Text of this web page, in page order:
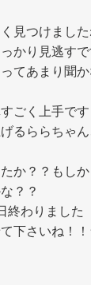
見つけました
かり見逃すで
てあまり聞
ごく上手です
るららちゃ
か？？もし
？？
わりました
下さいね！